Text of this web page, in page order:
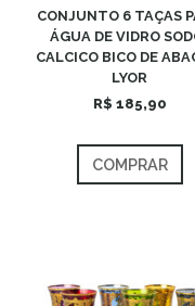
CONJUNTO 6 TAÇAS
ÁGUA DE VIDRO
CALCICO BICO DE
LYOR
R$ 185,90
COMPRAR